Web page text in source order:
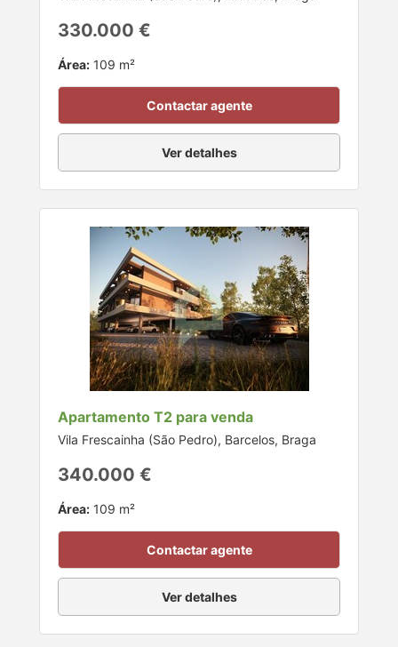
330.000 €
Área: 109 m²
Contactar agente
Ver detalhes
Apartamento T2 para venda
Vila Frescainha (São Pedro), Barcelos, Braga
340.000 €
Área: 109 m²
Contactar agente
Ver detalhes